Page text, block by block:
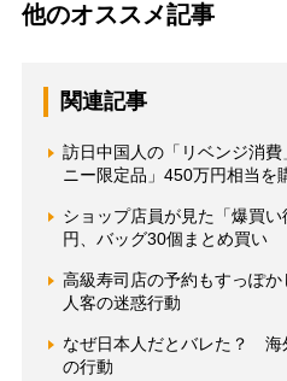
他のオススメ記事
関連記事
訪日中国人の「リベンジ消
ニー限定品」450万円相当を
ショップ店員が見た「爆買
円、バッグ30個まとめ買い
高級寿司店の予約もすっぽ
人客の迷惑行動
なぜ日本人だとバレた？ 海
の行動